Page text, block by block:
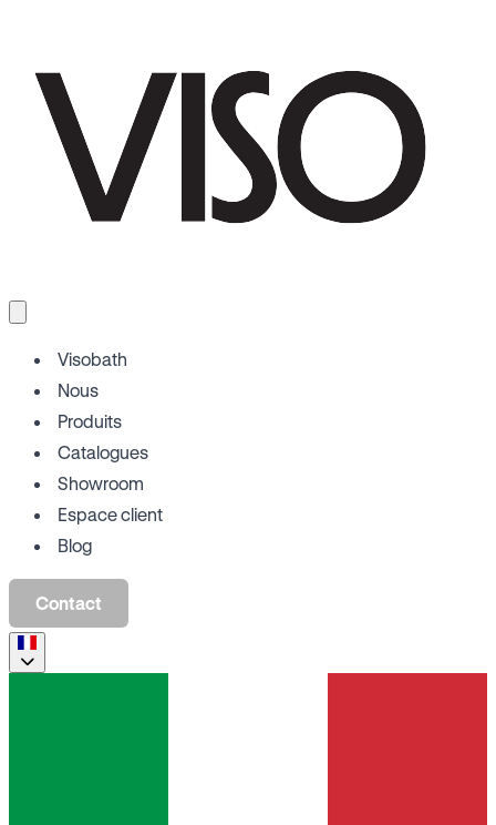
Visobath
Nous
Produits
Catalogues
Showroom
Espace client
Blog
Contact